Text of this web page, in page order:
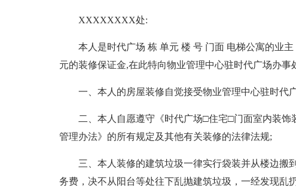
XXXXXXXX处:
本人是时代广场 栋 单元 楼 号 门面 电梯公寓的业
元的装修保证金,在此特向物业管理中心驻时代广场办事
一、本人的房屋装修自觉接受物业管理中心驻时代
二、本人自愿遵守《时代广场□住宅□门面室内装
管理办法》的所有规定及其他有关装修的法律法规;
三、本人装修的建筑垃圾一律实行袋装并从楼边搬
务费，决不从阳台等处往下乱抛建筑垃圾，一经发现乱